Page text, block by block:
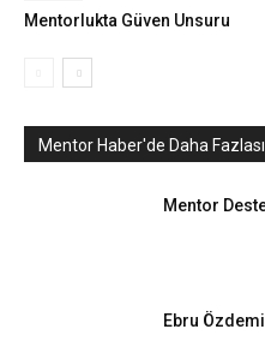
Mentorlukta Güven Unsuru
Mentor Haber'de Daha Fazlası
Mentor
Ebru